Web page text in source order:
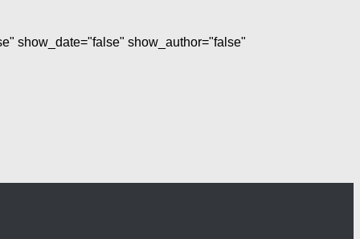
show_date="false" show_author="false"